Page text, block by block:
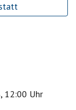
12:00 Uhr